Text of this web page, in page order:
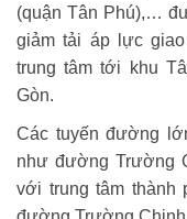
(quận Tân Phú),…
giảm tải áp lực
trung tâm tới khu
Gòn.
Các tuyến đường
như đường Trường
với trung tâm thành